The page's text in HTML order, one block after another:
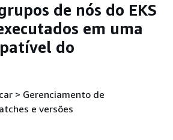
de nós do EKS
em uma
do
> Gerenciamento de
e versões